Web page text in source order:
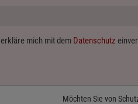
mich mit dem Datenschutz
Möchten Sie von